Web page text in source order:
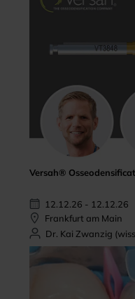
Versah®
12.12.26 - 12.12.26
Frankfurt am Main
Dr. Kai Zwanzig